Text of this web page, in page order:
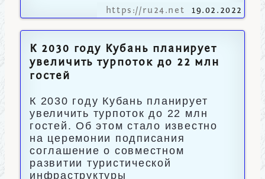
https://ru24.net 19.02.2022
К 2030 году Кубань планирует
увеличить турпоток до 22 млн
гостей
К 2030 году Кубань планирует
увеличить турпоток до 22 млн
гостей. Об этом стало известно
на церемонии подписания
соглашение о совместном
развитии туристической
инфраструктуры